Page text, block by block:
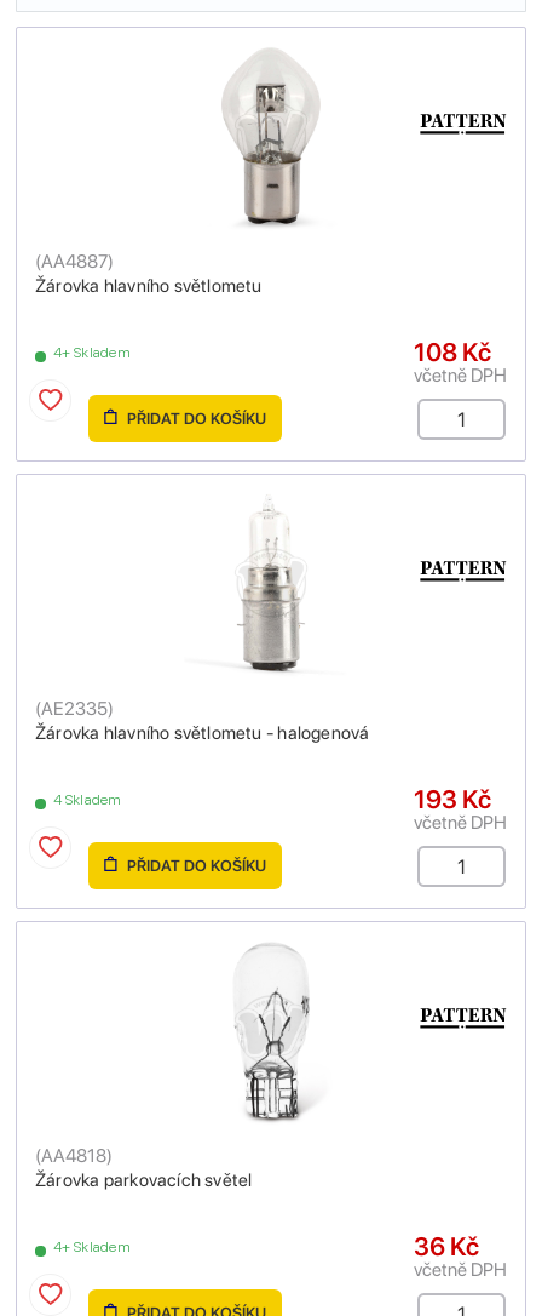
Žárovka hlavního světlometu
(AA4887)
4+ Skladem 108 Kč
včetně DPH
PŘIDAT DO KOŠÍKU
Žárovka hlavního světlometu - halogenová
(AE2335)
4 Skladem 193 Kč
včetně DPH
PŘIDAT DO KOŠÍKU
Žárovka parkovacích světel
(AA4818)
4+ Skladem 36 Kč
včetně DPH
PŘIDAT DO KOŠÍKU